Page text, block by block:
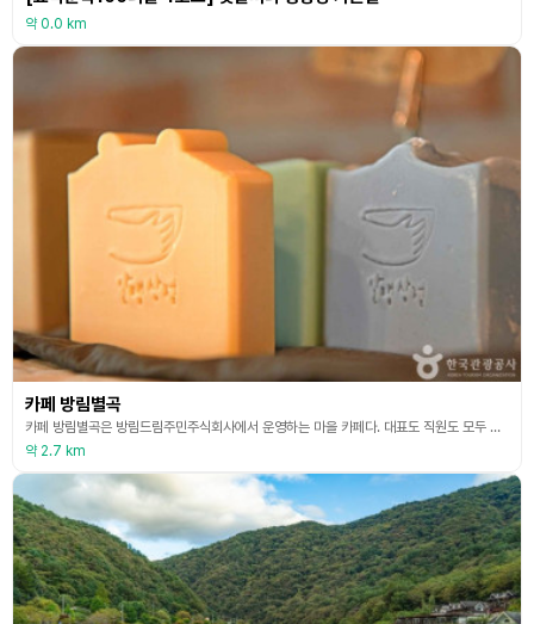
약 0.0 km
카페 방림별곡
카페 방림별곡은 방림드림주민주식회사에서 운영하는 마을 카페다. 대표도 직원도 모두 마을주민이다. 방림 주민들의 소통의 장이자 사랑방 장소로 즐겨 찾고 있다. 쿠키만들기 체험이 가능하며, 카페 방림별곡에는지속가능한 지구환경을 위한 제로 웨이스트샵인 방림드림마켓도 운영되고 있다.
약 2.7 km